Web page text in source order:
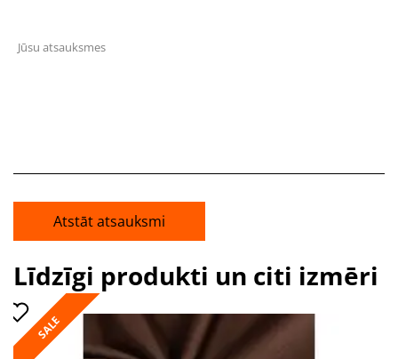
Jūsu atsauksmes
Atstāt atsauksmi
Līdzīgi produkti un citi izmēri
SALE